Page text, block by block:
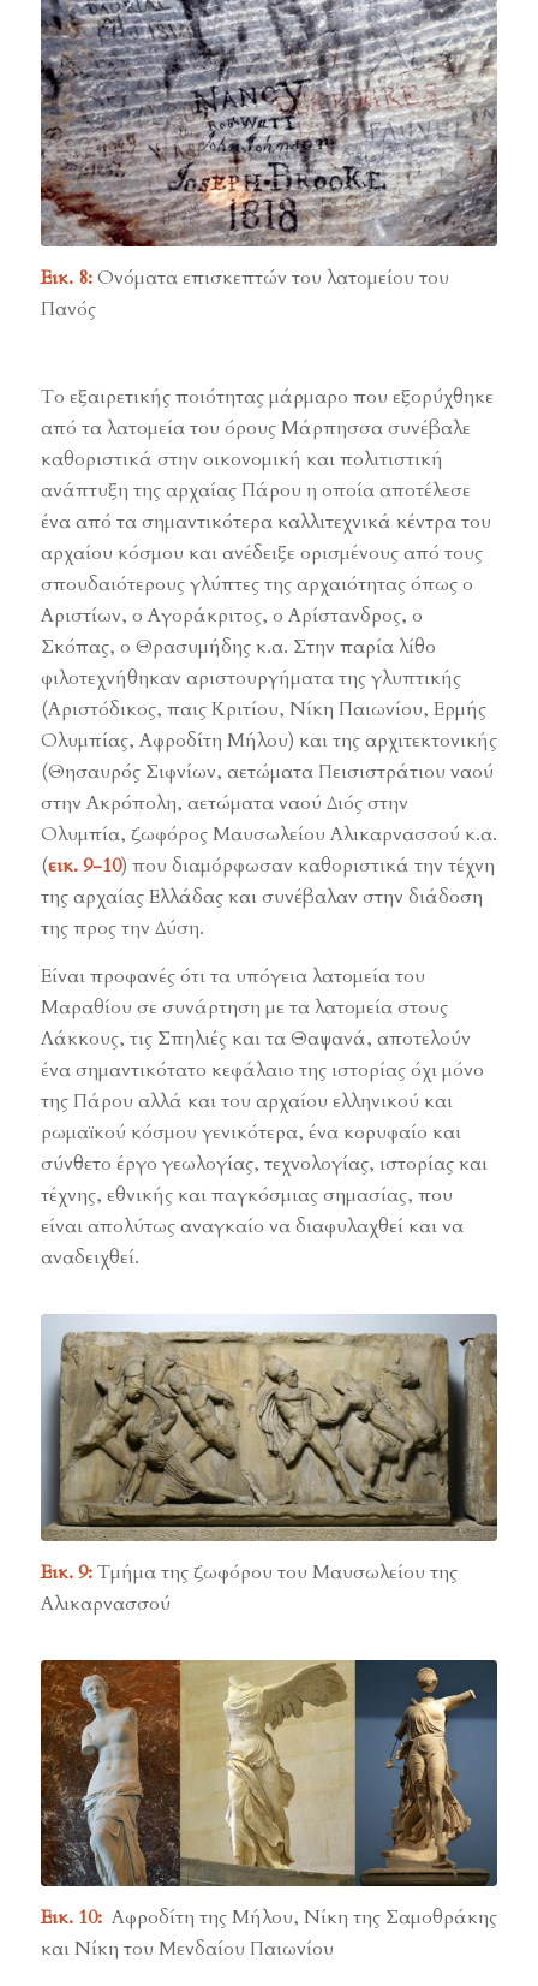
Εικ. 8:Ονόματα επισκεπτών του λατομείου του
Πανός
Το εξαιρετικής ποιότητας μάρμαρο που εξορύχθηκε
από τα λατομεία του όρους Μάρπησσα συνέβαλε
καθοριστικά στην οικονομική και πολιτιστική
ανάπτυξη της αρχαίας Πάρου η οποία αποτέλεσε
ένα από τα σημαντικότερα καλλιτεχνικά κέντρα του
αρχαίου κόσμου και ανέδειξε ορισμένους από τους
σπουδαιότερους γλύπτες της αρχαιότητας όπως ο
Αριστίων, ο Αγοράκριτος, ο Αρίστανδρος, ο
Σκόπας, ο Θρασυμήδης κ.α. Στην παρία λίθο
φιλοτεχνήθηκαν αριστουργήματα της γλυπτικής
(Αριστόδικος, παις Κριτίου, Νίκη Παιωνίου, Ερμής
Ολυμπίας, Αφροδίτη Μήλου) και της αρχιτεκτονικής
(Θησαυρός Σιφνίων, αετώματα Πεισιστράτιου ναού
στην Ακρόπολη, αετώματα ναού Διός στην
Ολυμπία, ζωφόρος Μαυσωλείου Αλικαρνασσού κ.α.
(εικ. 9-10) που διαμόρφωσαν καθοριστικά την τέχνη
της αρχαίας Ελλάδας και συνέβαλαν στην διάδοση
της προς την Δύση.
Είναι προφανές ότι τα υπόγεια λατομεία του
Mαραθίου σε συνάρτηση με τα λατομεία στους
Λάκκους, τις Σπηλιές και τα Θαψανά, αποτελούν
ένα σημαντικότατο κεφάλαιο της ιστορίας όχι μόνο
της Πάρου αλλά και του αρχαίου ελληνικού και
ρωμαϊκού κόσμου γενικότερα, ένα κορυφαίο και
σύνθετο έργο γεωλογίας, τεχνολογίας, ιστορίας και
τέχνης, εθνικής και παγκόσμιας σημασίας, που
είναι απολύτως αναγκαίο να διαφυλαχθεί και να
αναδειχθεί.
Εικ. 9:Τμήμα της ζωφόρου του Μαυσωλείου της
Αλικαρνασσού
Εικ. 10:Αφροδίτη της Μήλου, Νίκη της Σαμοθράκης
και Νίκη του Μενδαίου Παιωνίου